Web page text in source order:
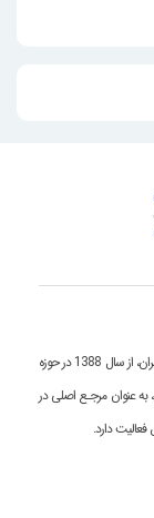
مرکز مینی کامپیوتر با نام رسمی تعاونی داده پردازی پیمان نیک کاران تابران، از سال 1388 در حوزه
به عنوان مرجـع اصلی در
دارد.